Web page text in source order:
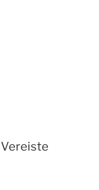
Vereiste